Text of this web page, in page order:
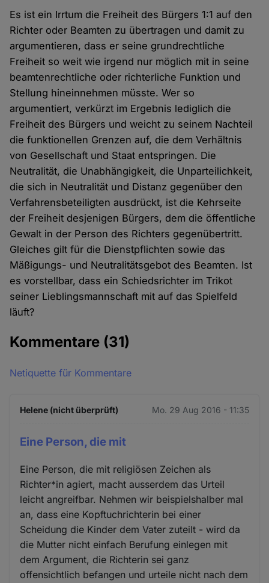
Es ist ein Irrtum die Freiheit des Bürgers 1:1 auf den
Richter oder Beamten zu übertragen und damit zu
argumentieren, dass er seine grundrechtliche
Freiheit so weit wie irgend nur möglich mit in seine
beamtenrechtliche oder richterliche Funktion und
Stellung hineinnehmen müsste. Wer so
argumentiert, verkürzt im Ergebnis lediglich die
Freiheit des Bürgers und weicht zu seinem Nachteil
die funktionellen Grenzen auf, die dem Verhältnis
von Gesellschaft und Staat entspringen. Die
Neutralität, die Unabhängigkeit, die Unparteilichkeit,
die sich in Neutralität und Distanz gegenüber den
Verfahrensbeteiligten ausdrückt, ist die Kehrseite
der Freiheit desjenigen Bürgers, dem die öffentliche
Gewalt in der Person des Richters gegenübertritt.
Gleiches gilt für die Dienstpflichten sowie das
Mäßigungs- und Neutralitätsgebot des Beamten. Ist
es vorstellbar, dass ein Schiedsrichter im Trikot
seiner Lieblingsmannschaft mit auf das Spielfeld
läuft?
Kommentare (31)
Netiquette für Kommentare
Helene (nicht überprüft) Mo. 29 Aug 2016 - 11:35
Eine Person, die mit
Eine Person, die mit religiösen Zeichen als
Richter*in agiert, macht ausserdem das Urteil
leicht angreifbar. Nehmen wir beispielshalber mal
an, dass eine Kopftuchrichterin bei einer
Scheidung die Kinder dem Vater zuteilt - wird da
die Mutter nicht einfach Berufung einlegen mit
dem Argument, die Richterin sei ganz
offensichtlich befangen und urteile nicht nach dem